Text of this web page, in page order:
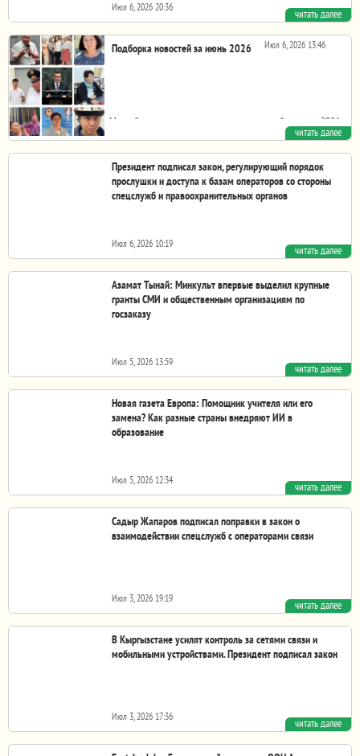
Июл 6, 2026 20:36
30-31 августа и 1 сентября в Бишкеке состоятся саммит
Шанхайской организации сотрудничества...
читать далее
Подборка новостей за июнь 2026 Июл 6, 2026 13:46
Мы собрали некоторые заголовки новостей за июнь 2026
читать далее
Президент подписал закон, регулирующий порядок
прослушки и доступа к базам операторов со стороны
спецслужб и правоохранительных органов
Июл 6, 2026 10:19
Президент Садыр Жапаров подписал закон «О внесении
изменений в некоторые законодательные акты в...
читать далее
Азамат Тынай: Минкульт впервые выделил крупные
гранты СМИ и общественным организациям по
госзаказу
Июл 5, 2026 13:59
Текст поста Azamat Tynai в Фейсбуке: как раз когда был в
3-дневном бане в Фейсбуке прочитал...
читать далее
Новая газета Европа: Помощник учителя или его
замена? Как разные страны внедряют ИИ в
образование
Июл 5, 2026 12:34
Как правильнее — ограждать ребенка от искусственного
интеллекта так долго, как это возможно, или...
читать далее
Садыр Жапаров подписал поправки в закон о
взаимодействии спецслужб с операторами связи
Июл 3, 2026 19:19
Президент Садыр Жапаров подписал поправки в ряд
законов в связи с принятием Цифрового кодекса КР....
читать далее
В Кыргызстане усилят контроль за сетями связи и
мобильными устройствами. Президент подписал закон
Июл 3, 2026 17:36
Президент Садыр Жапаров подписал закон о внесении
изменений в ряд законодательных актов в связи с...
читать далее